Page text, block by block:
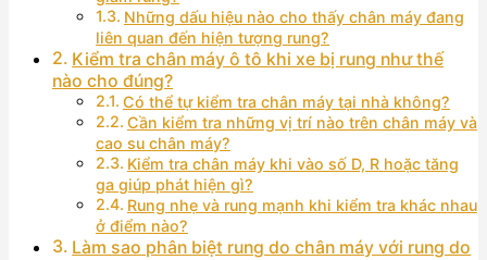
Những dấu hiệu nào cho thấy chân máy đang
liên quan đến hiện tượng rung?
Kiểm tra chân máy ô tô khi xe bị rung như thế
nào cho đúng?
Có thể tự kiểm tra chân máy tại nhà không?
Cần kiểm tra những vị trí nào trên chân máy và
cao su chân máy?
Kiểm tra chân máy khi vào số D, R hoặc tăng
ga giúp phát hiện gì?
Rung nhẹ và rung mạnh khi kiểm tra khác nhau
ở điểm nào?
Làm sao phân biệt rung do chân máy với rung do